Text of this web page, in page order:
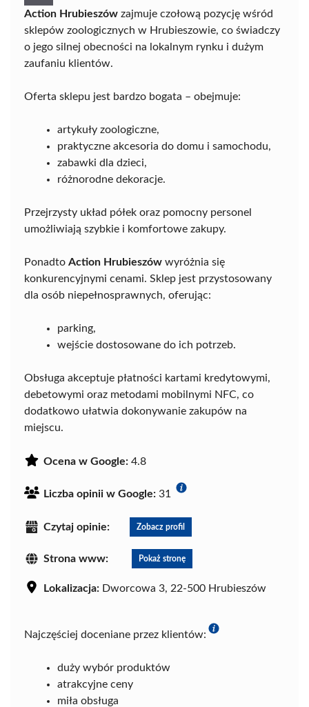
Action Hrubieszów zajmuje czołową pozycję wśród
sklepów zoologicznych w Hrubieszowie, co świadczy
o jego silnej obecności na lokalnym rynku i dużym
zaufaniu klientów.
Oferta sklepu jest bardzo bogata – obejmuje:
artykuły zoologiczne,
praktyczne akcesoria do domu i samochodu,
zabawki dla dzieci,
różnorodne dekoracje.
Przejrzysty układ półek oraz pomocny personel
umożliwiają szybkie i komfortowe zakupy.
Ponadto Action Hrubieszów wyróżnia się
konkurencyjnymi cenami. Sklep jest przystosowany
dla osób niepełnosprawnych, oferując:
parking,
wejście dostosowane do ich potrzeb.
Obsługa akceptuje płatności kartami kredytowymi,
debetowymi oraz metodami mobilnymi NFC, co
dodatkowo ułatwia dokonywanie zakupów na
miejscu.
Ocena w Google: 4.8
Liczba opinii w Google: 31
Czytaj opinie: Zobacz profil
Strona www: Pokaż stronę
Lokalizacja: Dworcowa 3, 22-500 Hrubieszów
Najczęściej doceniane przez klientów:
duży wybór produktów
atrakcyjne ceny
miła obsługa